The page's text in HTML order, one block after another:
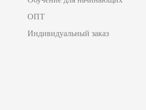
ОПТ
Индивидуальный заказ